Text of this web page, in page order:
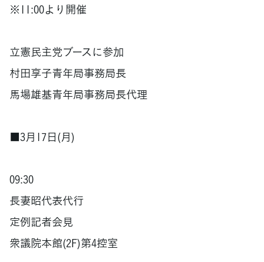
※11:00より開催
立憲民主党ブースに参加
村田享子青年局事務局長
馬場雄基青年局事務局長代理
■3月17日(月)
09:30
長妻昭代表代行
定例記者会見
衆議院本館(2F)第4控室